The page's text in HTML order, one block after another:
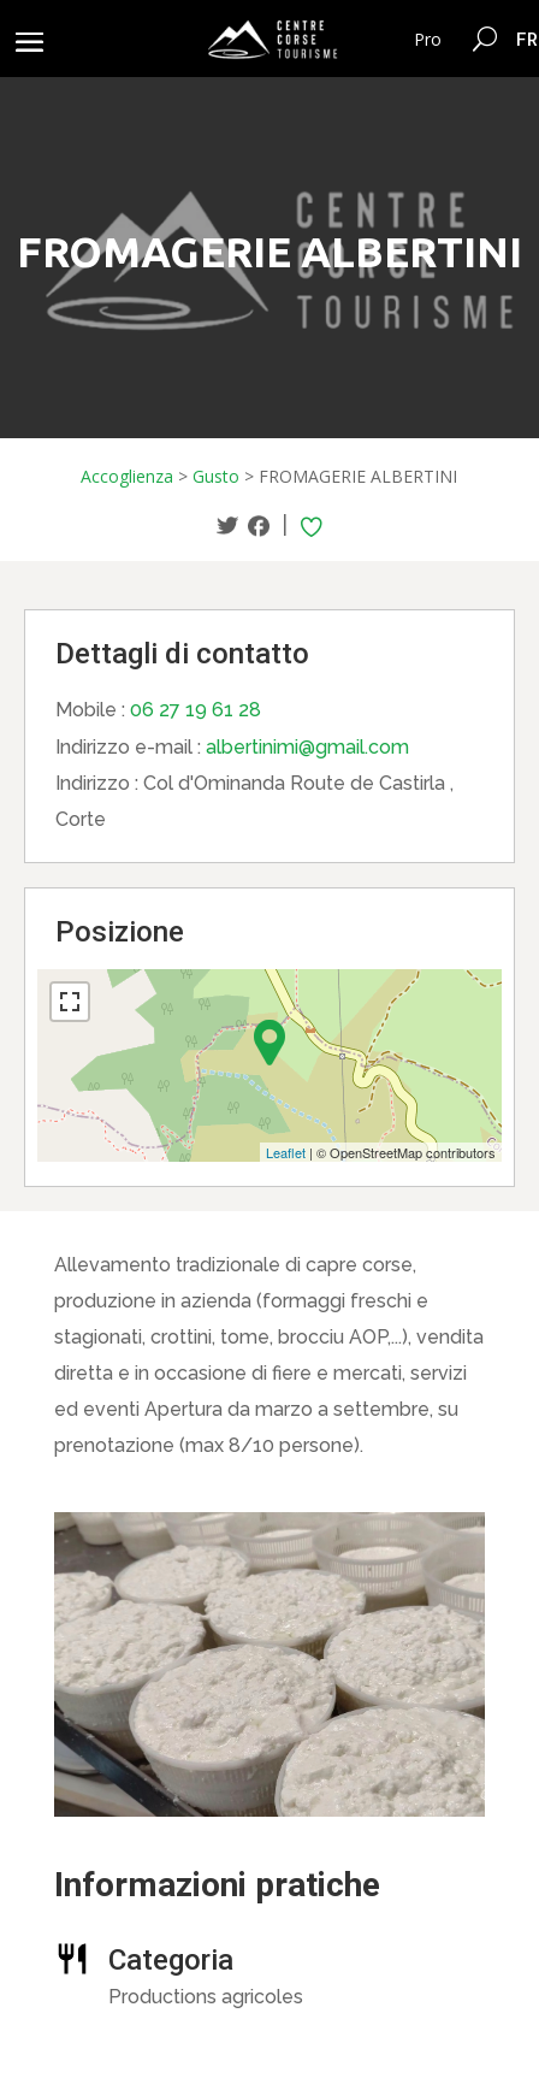
Pro
FROMAGERIE ALBERTINI
Accoglienza >Gusto > FROMAGERIE ALBERTINI
|
Dettagli di contatto
Mobile : 06 27 19 61 28
Indirizzo e-mail : albertinimi@gmail.com
Indirizzo : Col d'Ominanda Route de Castirla ,
Corte
Posizione
Leaflet | © OpenStreetMap contributors
Allevamento tradizionale di capre corse,
produzione in azienda (formaggi freschi e
stagionati, crottini, tome, brocciu AOP,...), vendita
diretta e in occasione di fiere e mercati, servizi
ed eventi Apertura da marzo a settembre, su
prenotazione (max 8/10 persone).
Informazioni pratiche
Categoria
Productions agricoles